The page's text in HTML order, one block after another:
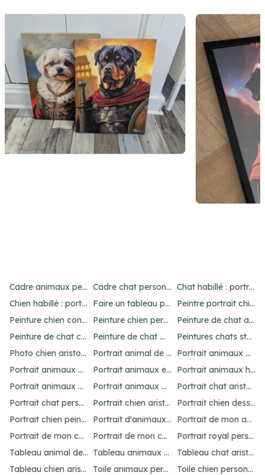
Cadre animaux personnalisé : créez un portrait unique Cadre chat personnalisé : créez un portrait unique
Chat habillé : portraits amusants et uniques
Chien habillé : portraits amusants et uniques
Faire un tableau personnalisé de son chien : idées et options
Peintre portrait chien : personnalisez votre animal
Peinture chien contemporain : personnalisez votre art
Peinture chien personnalisé : créez un chef-d'œuvre unique
Peinture de chat abstrait : idées pour un portrait unique
Peinture de chat connue : inspirations célèbres
Peinture de chat moderne : idées et inspirations uniques
Peintures chats stylisés : idées originales
Photo chien aristocrate : un portrait original
Portrait animal de compagnie : votre guide personnalisé
Portrait animaux aquarelle personnalisé
Portrait animaux dessin : personnalisez votre œuvre
Portrait animaux en costume : offrez un cadeau unique
Portrait animaux humanisés : idées et inspirations uniques
Portrait animaux peinture : créez un chef-d'œuvre unique
Portrait animaux personnalisé : l'art unique
Portrait chat aristocrate : un cadeau personnalisé
Portrait chat personnalisé : idées et options uniques
Portrait chien aristocrate : un cadeau personnalisé
Portrait chien dessin : personnalisez votre œuvre
Portrait chien peinture : personnalisez votre chef-d'œuvre
Portrait d'animaux d'après photo : idées uniques et originales
Portrait de mon animal : personnalisation unique
Portrait de mon chat : idées et options originales
Portrait de mon chien : idées et options originales
Portrait royal personnalisé : offrez un tableau unique
Tableau animal de compagnie : idées créatives et amusantes
Tableau animaux habillés : personnalisez votre portrait
Tableau chat aristocrate : un cadeau raffiné
Tableau chien aristocrate : offrez un cadeau unique
Toile animaux personnalisé : créez un chef-d'œuvre unique Toile chien personnalisé : créez votre chef-d'œuvre unique